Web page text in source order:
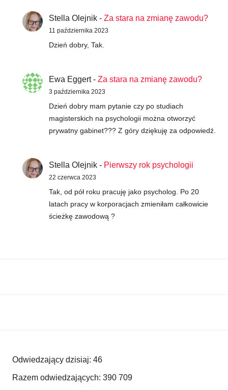
Stella Olejnik - Za stara na zmianę zawodu?
11 października 2023
Dzień dobry, Tak.
Ewa Eggert- Za stara na zmianę zawodu?
3 października 2023
Dzień dobry mam pytanie czy po studiach
magisterskich na psychologii można otworzyć
prywatny gabinet??? Z góry dziękuję za odpowiedź.
Stella Olejnik - Pierwszy rok psychologii
22 czerwca 2023
Tak, od pół roku pracuję jako psycholog. Po 20
latach pracy w korporacjach zmieniłam całkowicie
ścieżkę zawodową ?
Odwiedzający dzisiaj: 46
Razem odwiedzających: 390 709